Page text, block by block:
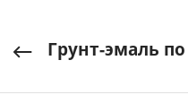
Грунт-эмаль по ржавчине